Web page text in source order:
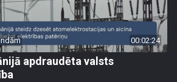
00:02:24
apdraudēta valsts